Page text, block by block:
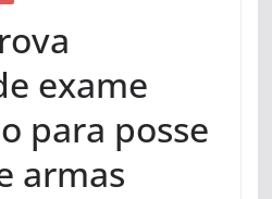
exame
para posse
armas